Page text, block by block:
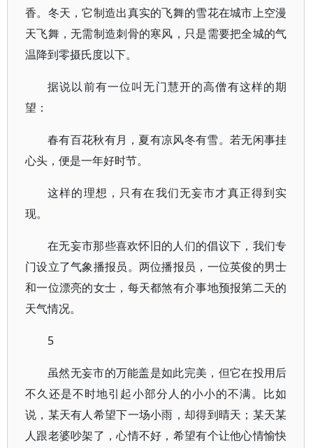
香。冬天，它制造出真实的飞舞的雪花在城市上空漫
天飞舞，无需制造刺骨的寒风，只是需要把全城的气
温降到零摄氏度以下。
据说以前有一位叫无门慧开的高僧有这样的期
望：
春有百花秋有月，夏有凉风冬有雪。若无闲事挂
心头，便是一年好时节。
这样的理想，只有在我们无妄市才真正得到实
现。
在无妄市那些喜欢怀旧的人们的倡议下，我们专
门设立了气象播报员。两位播报员，一位英俊的男士
和一位漂亮的女士，每天都煞有介事地预报第二天的
天气情况。
5
虽然无妄市的万能盖是如此完美，但它在投用后
不久还是不时地引起小部分人的小小的不满。比如
说，某天有人希望下一场小雨，却得到晴天；某天某
人跟老婆吵架了，心情不好，希望有个让他心情愉快